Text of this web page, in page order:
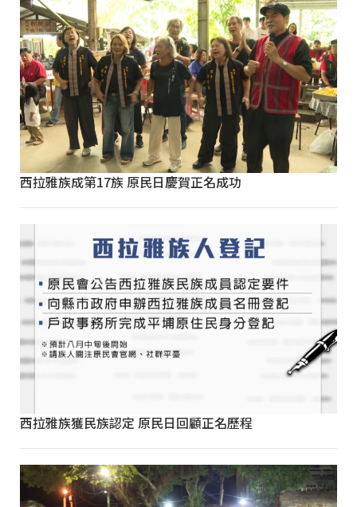
西拉雅族成第17族 原民日慶賀正名成功
西拉雅族獲民族認定 原民日回顧正名歷程